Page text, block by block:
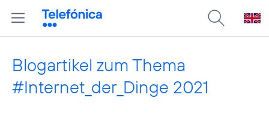
Blogartikel zum Thema
#Internet_der_Dinge 2021